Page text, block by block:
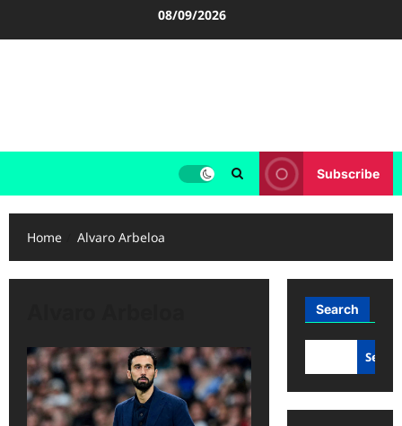
08/09/2026
Subscribe
Home Alvaro Arbeloa
Search